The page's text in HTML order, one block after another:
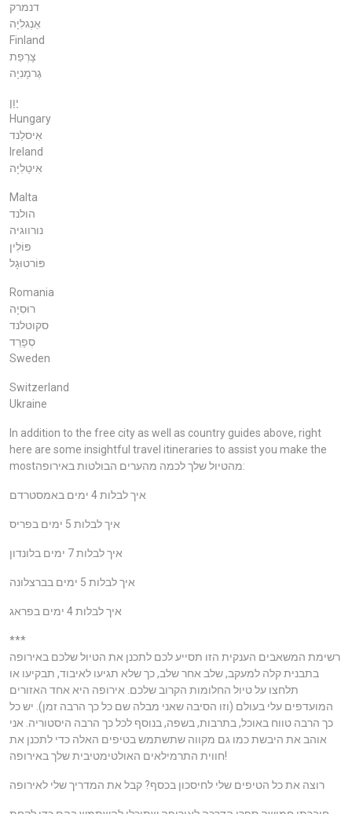
דנמרק
אַנְגלִיָה
Finland
צָרְפַת
גֶרמָנִיָה
יָוָן
Hungary
אִיסלַנד
Ireland
אִיטַלִיָה
Malta
הולנד
נורווגיה
פּוֹלִין
פּוֹרטוּגָל
Romania
רוּסִיָה
סקוטלנד
סְפָרַד
Sweden
Switzerland
Ukraine
In addition to the free city as well as country guides above, right
here are some insightful travel itineraries to assist you make the
mostמהטיול שלך לכמה מהערים הבולטות באירופה:
איך לבלות 4 ימים באמסטרדם
איך לבלות 5 ימים בפריס
איך לבלות 7 ימים בלונדון
איך לבלות 5 ימים בברצלונה
איך לבלות 4 ימים בפראג
***
רשימת המשאבים הענקית הזו תסייע לכם לתכנן את הטיול שלכם באירופה
בתבנית קלה למעקב, שלב אחר שלב, כך שלא תגיעו לאיבוד, תבקיעו או
תלחצו על טיול החלומות הקרוב שלכם. אירופה היא אחד האזורים
המועדפים עלי בעולם (וזו הסיבה שאני מבלה שם כל כך הרבה זמן). יש כל
כך הרבה טווח באוכל, בתרבות, בשפה, בנוסף לכל כך הרבה היסטוריה. אני
אוהב את היבשת כמו גם מקווה שתשתמש בטיפים האלה כדי לתכנן את
חווית התרמילאים האולטימטיבית שלך באירופה!
רוצה את כל הטיפים שלי לחיסכון בכסף? קבל את המדריך שלי לאירופה